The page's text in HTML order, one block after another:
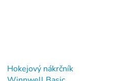
Hokejový nákrčník